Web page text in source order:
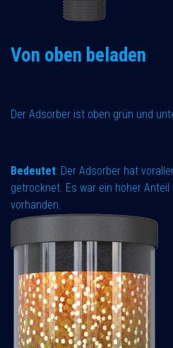
Von oben beladen
Der Adsorber ist oben grün und
Bedeutet: Der Adsorber hat
getrocknet. Es war ein hoher
vorhanden.